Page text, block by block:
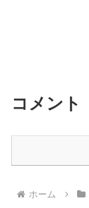
コメント
ホーム